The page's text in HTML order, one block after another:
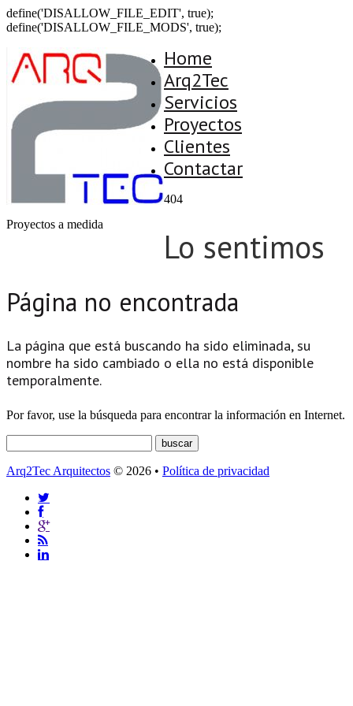
define('DISALLOW_FILE_EDIT', true);
define('DISALLOW_FILE_MODS', true);
Proyectos a medida
Home
Arq2Tec
Servicios
Proyectos
Clientes
Contactar
404
Lo sentimos
Página no encontrada
La página que está buscando ha sido eliminada, su
nombre ha sido cambiado o ella no está disponible
temporalmente.
Por favor, use la búsqueda para encontrar la información en Internet.
Arq2Tec Arquitectos © 2026 • Política de privacidad